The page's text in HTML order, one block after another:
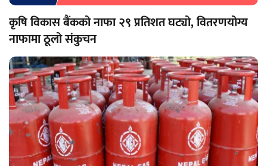
कृषि विकास बैंकको नाफा २९ प्रतिशत घट्यो, वितरणयोग्य
नाफामा ठूलो संकुचन